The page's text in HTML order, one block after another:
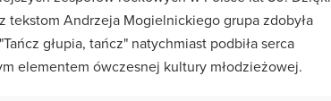
tekstom Andrzeja Mogielnickiego grupa zdobyła
głupia, tańcz" natychmiast podbiła serca
elementem ówczesnej kultury młodzieżowej.